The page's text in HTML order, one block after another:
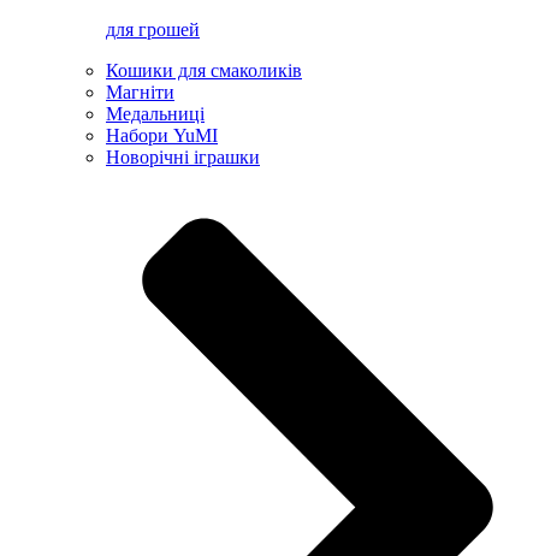
для грошей
Кошики для смаколиків
Магніти
Медальниці
Набори YuMI
Новорічні іграшки